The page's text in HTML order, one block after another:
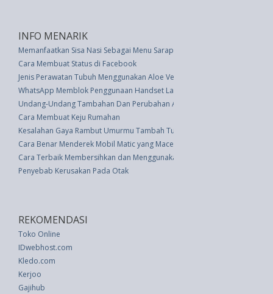
INFO MENARIK
Memanfaatkan Sisa Nasi Sebagai Menu Sarapan Andalan
Cara Membuat Status di Facebook
Jenis Perawatan Tubuh Menggunakan Aloe Vera
WhatsApp Memblok Penggunaan Handset Lama iPhone dan Android
Undang-Undang Tambahan Dan Perubahan Atas Anggaran Pendapatan
Cara Membuat Keju Rumahan
Kesalahan Gaya Rambut Umurmu Tambah Tua
Cara Benar Menderek Mobil Matic yang Macet
Cara Terbaik Membersihkan dan Menggunakan Kembali Masker KN95
Penyebab Kerusakan Pada Otak
REKOMENDASI
Toko Online
IDwebhost.com
Kledo.com
Kerjoo
Gajihub